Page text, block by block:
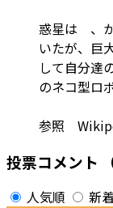
惑星は 、
いたが、巨
して自分達
のネコ型ロ
参照
投票コメント
人気順 新